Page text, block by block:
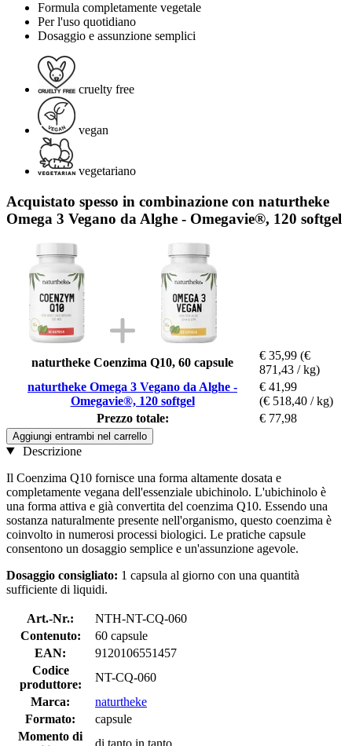
Formula completamente vegetale
Per l'uso quotidiano
Dosaggio e assunzione semplici
cruelty free
vegan
vegetariano
Acquistato spesso in combinazione con naturtheke
Omega 3 Vegano da Alghe - Omegavie®, 120 softgel
naturtheke Coenzima Q10, 60 capsule
€ 35,99 (€
871,43 / kg)
naturtheke Omega 3 Vegano da Alghe -
Omegavie®, 120 softgel
€ 41,99
(€ 518,40 / kg)
Prezzo totale:
€ 77,98
Aggiungi entrambi nel carrello
Descrizione
Il Coenzima Q10 fornisce una forma altamente dosata e
completamente vegana dell'essenziale ubichinolo. L'ubichinolo è
una forma attiva e già convertita del coenzima Q10. Essendo una
sostanza naturalmente presente nell'organismo, questo coenzima è
coinvolto in numerosi processi biologici. Le pratiche capsule
consentono un dosaggio semplice e un'assunzione agevole.
Dosaggio consigliato: 1 capsula al giorno con una quantità
sufficiente di liquidi.
Art.-Nr.:
NTH-NT-CQ-060
Contenuto:
60 capsule
EAN:
9120106551457
Codice
produttore:
NT-CQ-060
Marca:
naturtheke
Formato:
capsule
Momento di
di tanto in tanto